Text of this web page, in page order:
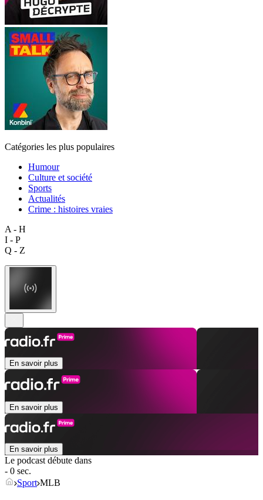
Catégories les plus populaires
Humour
Culture et société
Sports
Actualités
Crime : histoires vraies
A - H
I - P
Q - Z
En savoir plus
En savoir plus
En savoir plus
Le podcast débute dans
- 0 sec.
Sport MLB